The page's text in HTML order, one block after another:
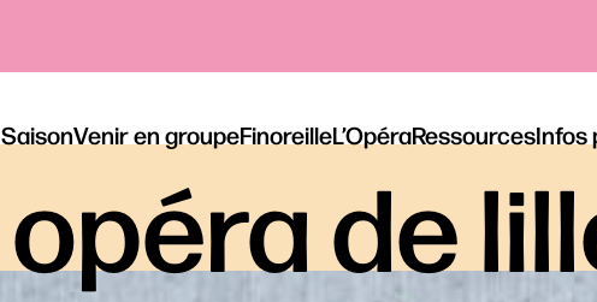
SaisonVenir en groupeFinoreilleL’OpéraRessourcesInfos
opéra de